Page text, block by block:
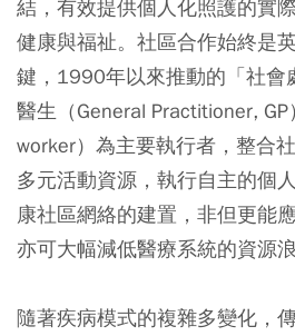
結，有效提供個人化照護的實
健康與福祉。社區合作始終是
鍵，1990年以來推動的「社會
醫生（General Practitioner,
worker）為主要執行者，整合
多元活動資源，執行自主的個
康社區網絡的建置，非但更能
亦可大幅減低醫療系統的資源浪
隨著疾病模式的複雜多變化，